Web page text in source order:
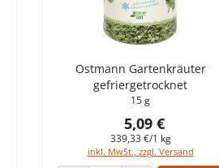
Ostmann Gartenkräuter
gefriergetrocknet
15 g
5,09 €
339,33 €/1 kg
inkl. MwSt., zzgl. Versand